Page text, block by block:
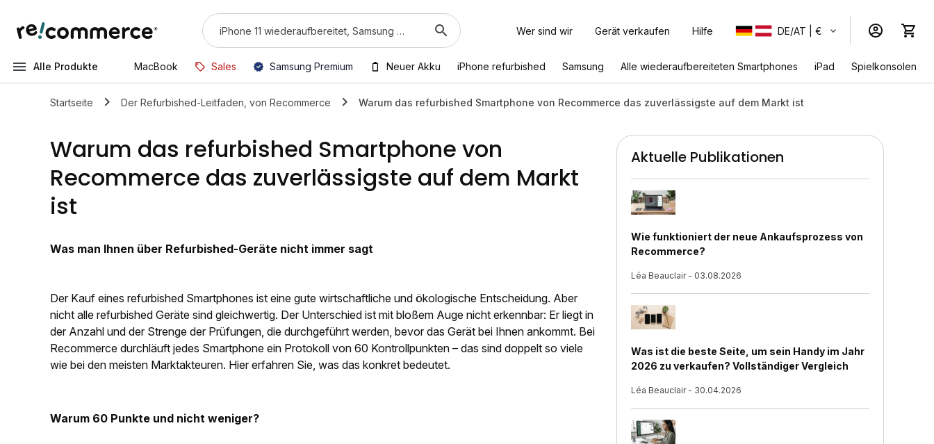
Wer sind wir Gerät verkaufen Hilfe DE/AT | €
Alle Produkte MacBook Sales Samsung Premium Neuer Akku iPhone refurbished Samsung Alle wiederaufbereiteten Smartphones iPad Spielkonsolen
Startseite Der Refurbished-Leitfaden, von Recommerce Warum das refurbished Smartphone von Recommerce das zuverlässigste auf dem Markt ist
Warum das refurbished Smartphone von
Recommerce das zuverlässigste auf dem Markt
ist
Was man Ihnen über Refurbished-Geräte nicht immer sagt
Der Kauf eines refurbished Smartphones ist eine gute wirtschaftliche und ökologische Entscheidung. Aber
nicht alle refurbished Geräte sind gleichwertig. Der Unterschied ist mit bloßem Auge nicht erkennbar: Er liegt in
der Anzahl und der Strenge der Prüfungen, die durchgeführt werden, bevor das Gerät bei Ihnen ankommt. Bei
Recommerce durchläuft jedes Smartphone ein Protokoll von 60 Kontrollpunkten – das sind doppelt so viele
wie bei den meisten Marktakteuren. Hier erfahren Sie, was das konkret bedeutet.
Warum 60 Punkte und nicht weniger?
Aktuelle Publikationen
Wie funktioniert der neue Ankaufsprozess von
Recommerce?
Léa Beauclair - 03.08.2026
Was ist die beste Seite, um sein Handy im Jahr
2026 zu verkaufen? Vollständiger Vergleich
Léa Beauclair - 30.04.2026